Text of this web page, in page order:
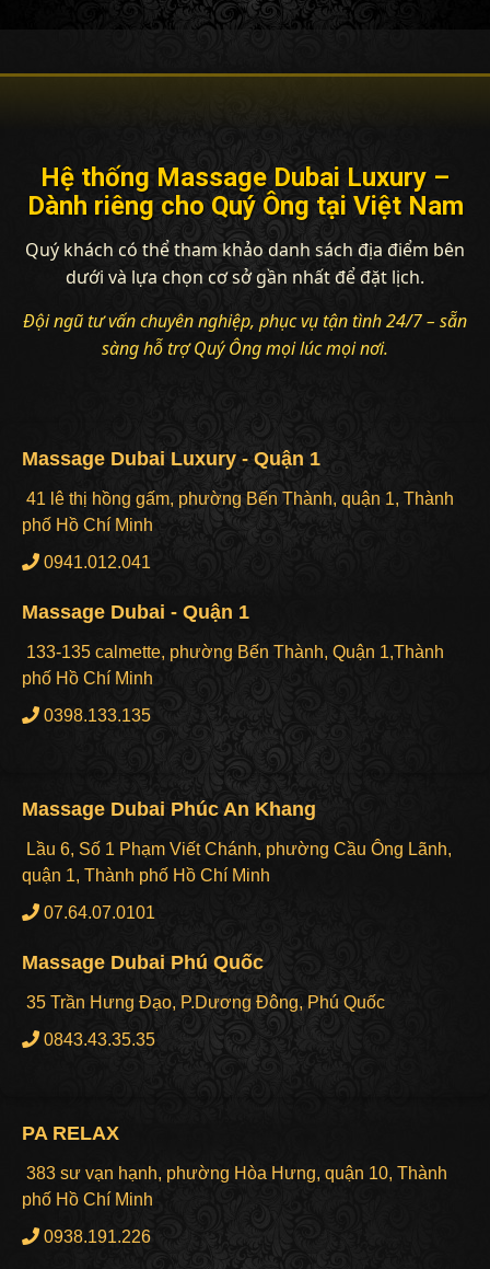
Hệ thống Massage Dubai Luxury –
Dành riêng cho Quý Ông tại Việt Nam
Quý khách có thể tham khảo danh sách địa điểm bên
dưới và lựa chọn cơ sở gần nhất để đặt lịch.
Đội ngũ tư vấn chuyên nghiệp, phục vụ tận tình 24/7 – sẵn
sàng hỗ trợ Quý Ông mọi lúc mọi nơi.
Massage Dubai Luxury - Quận 1
41 lê thị hồng gấm, phường Bến Thành, quận 1, Thành
phố Hồ Chí Minh
0941.012.041
Massage Dubai - Quận 1
133-135 calmette, phường Bến Thành, Quận 1,Thành
phố Hồ Chí Minh
0398.133.135
Massage Dubai Phúc An Khang
Lầu 6, Số 1 Phạm Viết Chánh, phường Cầu Ông Lãnh,
quận 1, Thành phố Hồ Chí Minh
07.64.07.0101
Massage Dubai Phú Quốc
35 Trần Hưng Đạo, P.Dương Đông, Phú Quốc
0843.43.35.35
PA RELAX
383 sư vạn hạnh, phường Hòa Hưng, quận 10, Thành
phố Hồ Chí Minh
0938.191.226